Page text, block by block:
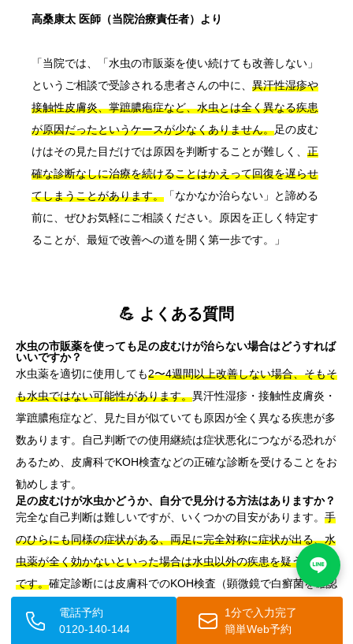
高桑康太 医師（当院治療責任者）より
「当院では、「水虫の市販薬を使い続けても改善しない」
というご相談で受診される患者さんの中に、 異汗性湿疹や
接触性皮膚炎、掌蹠膿疱症など、水虫とは全く異なる疾患
が原因だったというケースが少なくありません。足の皮む
けはその見た目だけでは原因を判断することが難しく、 正
確な診断なしに治療を続けることはかえって回復を遅らせ
てしまうことがあります。 「なかなか治らない」と諦める
前に、ぜひお気軽にご相談ください。原因を正しく特定す
ることが、最短で改善への道を開く第一歩です。」
💪 よくある質問
水虫の市販薬を使っても足の皮むけが治らない場合はどうすれば
いいですか？
水虫薬を適切に使用しても2〜4週間以上改善しない場合、そもそ
も水虫ではない可能性があります。異汗性湿疹・接触性皮膚炎・
掌蹠膿疱症など、見た目が似ていても原因が全く異なる疾患が多
数あります。自己判断での使用継続は症状悪化につながる恐れが
あるため、皮膚科でKOH検査などの正確な診断を受けることをお
勧めします。
足の皮むけが水虫かどうか、自分で見分ける方法はありますか？
完全な自己判断は難しいですが、いくつかの目安があります。 手
のひらにも同様の症状がある、両足に完全対称に症状が出る、水
虫薬が全く効かないといった場合は水虫以外の疾患を疑うサイン
です。確定診断には皮膚科でのKOH検査（顕微鏡で白癬菌を確認
する検査）が必要です。市販の水虫チェッカーは参考程度にとど
めましょう。
電話予約
0120-140-144
1分で入力完了
簡単Web予約